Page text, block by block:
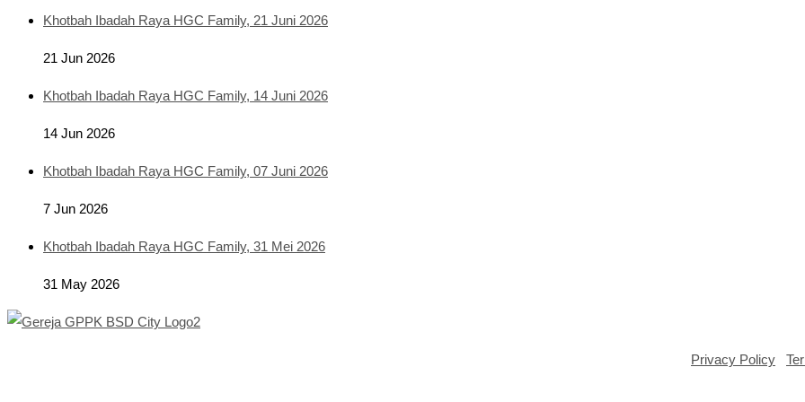
Khotbah Ibadah Raya HGC Family, 21 Juni 2026
21 Jun 2026
Khotbah Ibadah Raya HGC Family, 14 Juni 2026
14 Jun 2026
Khotbah Ibadah Raya HGC Family, 07 Juni 2026
7 Jun 2026
Khotbah Ibadah Raya HGC Family, 31 Mei 2026
31 May 2026
Privacy Policy